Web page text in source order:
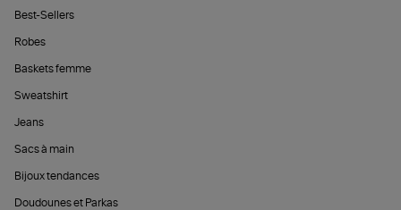
Best-Sellers
Robes
Baskets femme
Sweatshirt
Jeans
Sacs à main
Bijoux tendances
Doudounes et Parkas